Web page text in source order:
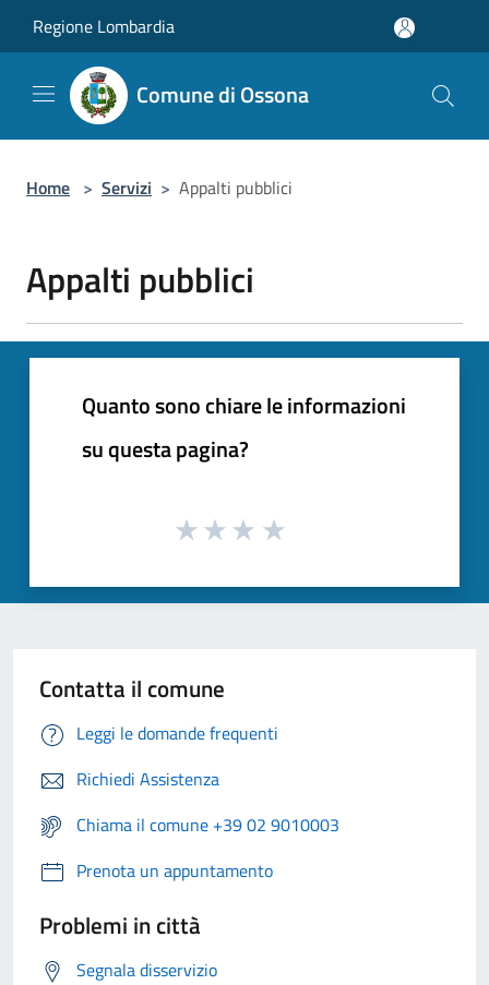
Regione Lombardia
Comune di Ossona
Home > Servizi > Appalti pubblici
Appalti pubblici
Quanto sono chiare le informazioni
su questa pagina?
Contatta il comune
Leggi le domande frequenti
Richiedi Assistenza
Chiama il comune +39 02 9010003
Prenota un appuntamento
Problemi in città
Segnala disservizio